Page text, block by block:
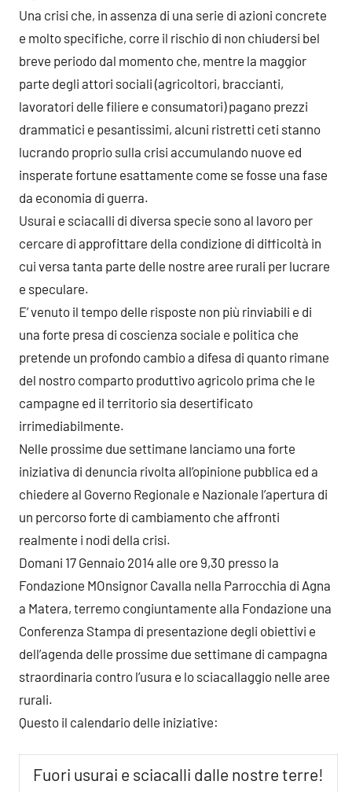
Una crisi che, in assenza di una serie di azioni concrete
e molto specifiche, corre il rischio di non chiudersi bel
breve periodo dal momento che, mentre la maggior
parte degli attori sociali (agricoltori, braccianti,
lavoratori delle filiere e consumatori) pagano prezzi
drammatici e pesantissimi, alcuni ristretti ceti stanno
lucrando proprio sulla crisi accumulando nuove ed
insperate fortune esattamente come se fosse una fase
da economia di guerra.
Usurai e sciacalli di diversa specie sono al lavoro per
cercare di approfittare della condizione di difficoltà in
cui versa tanta parte delle nostre aree rurali per lucrare
e speculare.
E’ venuto il tempo delle risposte non più rinviabili e di
una forte presa di coscienza sociale e politica che
pretende un profondo cambio a difesa di quanto rimane
del nostro comparto produttivo agricolo prima che le
campagne ed il territorio sia desertificato
irrimediabilmente.
Nelle prossime due settimane lanciamo una forte
iniziativa di denuncia rivolta all’opinione pubblica ed a
chiedere al Governo Regionale e Nazionale l’apertura di
un percorso forte di cambiamento che affronti
realmente i nodi della crisi.
Domani 17 Gennaio 2014 alle ore 9,30 presso la
Fondazione MOnsignor Cavalla nella Parrocchia di Agna
a Matera, terremo congiuntamente alla Fondazione una
Conferenza Stampa di presentazione degli obiettivi e
dell’agenda delle prossime due settimane di campagna
straordinaria contro l’usura e lo sciacallaggio nelle aree
rurali.
Questo il calendario delle iniziative:
Fuori usurai e sciacalli dalle nostre terre!